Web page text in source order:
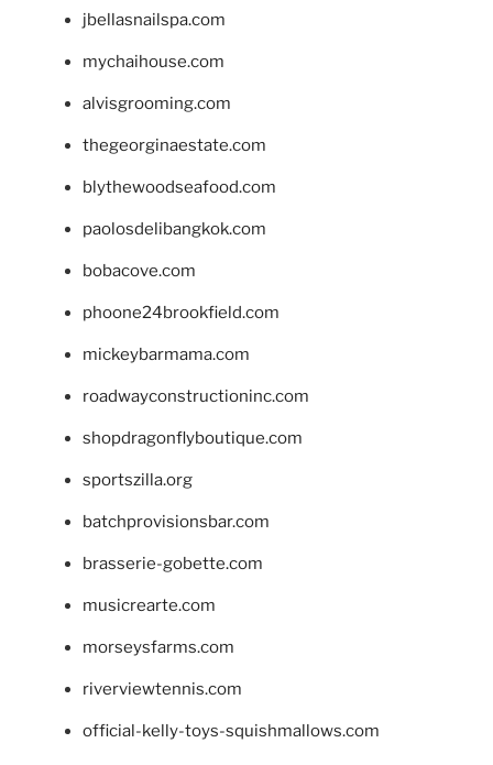
jbellasnailspa.com
mychaihouse.com
alvisgrooming.com
thegeorginaestate.com
blythewoodseafood.com
paolosdelibangkok.com
bobacove.com
phoone24brookfield.com
mickeybarmama.com
roadwayconstructioninc.com
shopdragonflyboutique.com
sportszilla.org
batchprovisionsbar.com
brasserie-gobette.com
musicrearte.com
morseysfarms.com
riverviewtennis.com
official-kelly-toys-squishmallows.com